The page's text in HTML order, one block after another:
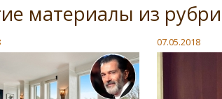
материалы из
07.05.2018